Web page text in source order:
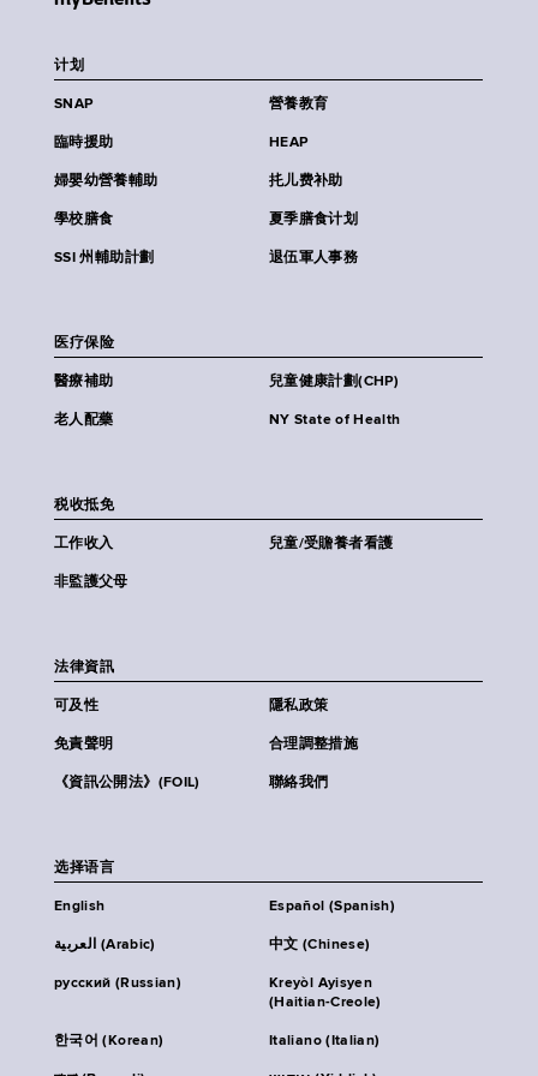
计划
SNAP 營養教育
臨時援助 HEAP
婦嬰幼營養輔助 扥儿费补助
學校膳食 夏季膳食计划
SSI 州輔助計劃 退伍軍人事務
医疗保险
醫療補助 兒童健康計劃(CHP)
老人配藥 NY State of Health
税收抵免
工作收入 兒童/受贍養者看護
非監護父母
法律資訊
可及性 隱私政策
免責聲明 合理調整措施
《資訊公開法》(FOIL) 聯絡我們
选择语言
English Español (Spanish)
العربية (Arabic) 中文 (Chinese)
русский (Russian)
Kreyòl Ayisyen
(Haitian-Creole)
한국어 (Korean) Italiano (Italian)